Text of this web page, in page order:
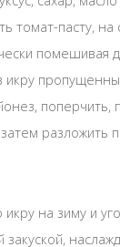
томат-пасту,
помешивая
икру
разложить
икру на зиму и
закуской,